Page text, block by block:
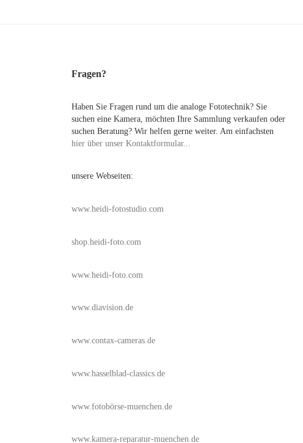
Fragen?
Haben Sie Fragen rund um die analoge Fototechnik? Sie
suchen eine Kamera, möchten Ihre Sammlung verkaufen oder
suchen Beratung? Wir helfen gerne weiter. Am einfachsten
hier über unser Kontaktformular...
unsere Webseiten:
www.heidi-fotostudio.com
shop.heidi-foto.com
www.heidi-foto.com
www.diavision.de
www.contax-cameras.de
www.hasselblad-classics.de
www.fotobörse-muenchen.de
www.kamera-reparatur-muenchen.de